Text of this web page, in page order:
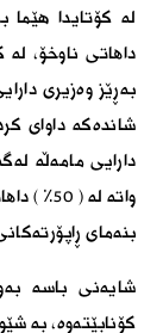
لە کۆتایدا
داھاتی ناوخۆ،
بەڕێز وەزیری
شاندەکە داوای
دارایی مامەڵە
واتە لە
بنەمای
شایەنی باسە
کۆنابێتەوە، بە